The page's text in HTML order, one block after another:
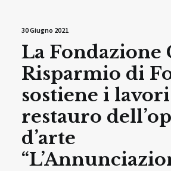
30 Giugno 2021
La Fondazione
Risparmio di
sostiene i
restauro
d’arte